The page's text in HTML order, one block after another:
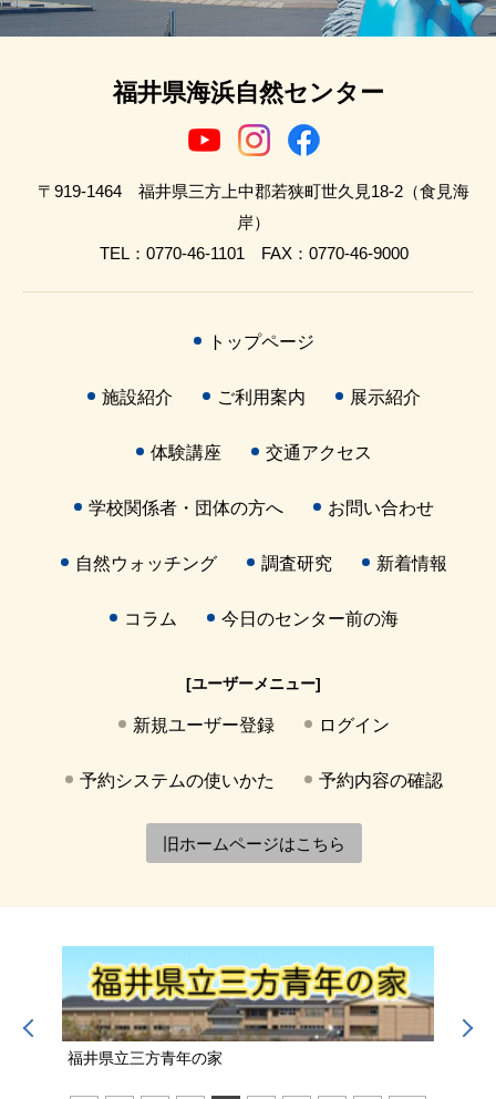
福井県海浜自然センター
〒919-1464 福井県三方上中郡若狭町世久見18-2（食見海
岸）
TEL：0770-46-1101 FAX：0770-46-9000
トップページ
施設紹介 ご利用案内 展示紹介
体験講座 交通アクセス
学校関係者・団体の方へ お問い合わせ
自然ウォッチング 調査研究 新着情報
コラム 今日のセンター前の海
[ユーザーメニュー]
新規ユーザー登録 ログイン
予約システムの使いかた 予約内容の確認
旧ホームページはこちら
福井県立三方青年の家